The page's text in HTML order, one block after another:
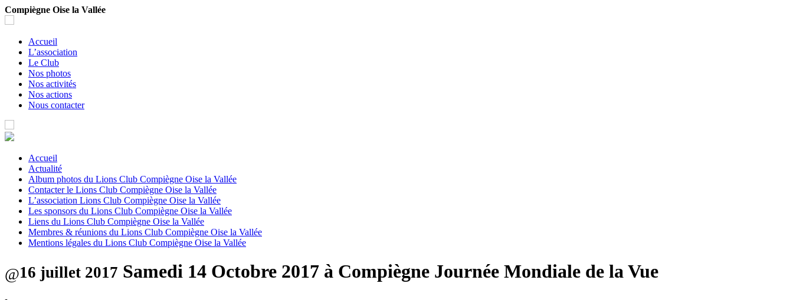
Compiègne Oise la Vallée
Accueil
L’association
Le Club
Nos photos
Nos activités
Nos actions
Nous contacter
Accueil
Actualité
Album photos du Lions Club Compiègne Oise la Vallée
Contacter le Lions Club Compiègne Oise la Vallée
L’association Lions Club Compiègne Oise la Vallée
Les sponsors du Lions Club Compiègne Oise la Vallée
Liens du Lions Club Compiègne Oise la Vallée
Membres & réunions du Lions Club Compiègne Oise la Vallée
Mentions légales du Lions Club Compiègne Oise la Vallée
16 juillet 2017 Samedi 14 Octobre 2017 à Compiègne Journée Mondiale de la Vue